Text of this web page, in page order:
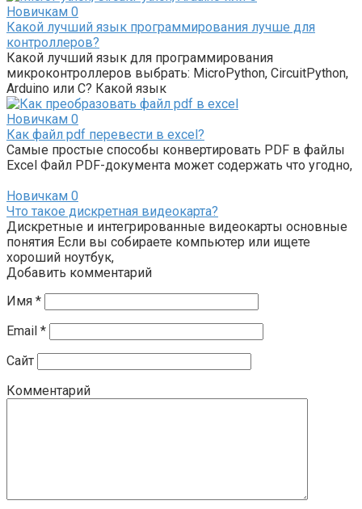
Новичкам 0
Какой лучший язык программирования лучше для
контроллеров?
Какой лучший язык для программирования
микроконтроллеров выбрать: MicroPython, CircuitPython,
Arduino или C? Какой язык
Новичкам 0
Как файл pdf перевести в excel?
Самые простые способы конвертировать PDF в файлы
Excel Файл PDF-документа может содержать что угодно,
Новичкам 0
Что такое дискретная видеокарта?
Дискретные и интегрированные видеокарты основные
понятия Если вы собираете компьютер или ищете
хороший ноутбук,
Добавить комментарий
Имя *
Email *
Сайт
Комментарий